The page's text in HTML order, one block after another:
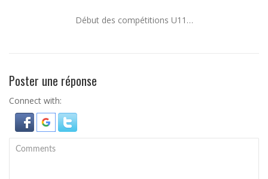
Début des compétitions U11…
Poster une réponse
Connect with: